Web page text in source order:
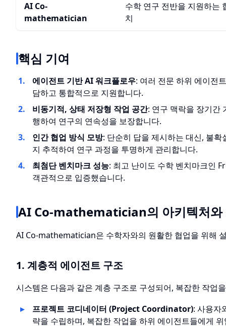
AI Co-
mathematician
수학 연구 전반을 지원하는
치
핵심 기여
에이전트 기반 AI 워크플로우: 여러 전문 하위 에이전
담하고 통합적으로 지원합니다.
비동기적, 상태 저장형 작업 공간: 연구 맥락을 장기간
행하여 연구의 연속성을 보장합니다.
인간 협업 방식 모방: 단순히 답을 제시하는 대신, 불
지 추적하여 연구 과정을 투명하게 관리합니다.
최첨단 벤치마크 성능: 최고 난이도 수학 벤치마크인
객관적으로 입증했습니다.
AI Co-mathematician의 아키텍처와
AI Co-mathematician은 수학자와의 원활한 협업을 위해
1. 계층적 에이전트 구조
시스템은 다음과 같은 계층 구조로 구성되어, 복잡한 작업
프로젝트 코디네이터 (Project Coordinator): 사용자
략을 수립하며, 복잡한 작업을 하위 에이전트들에게